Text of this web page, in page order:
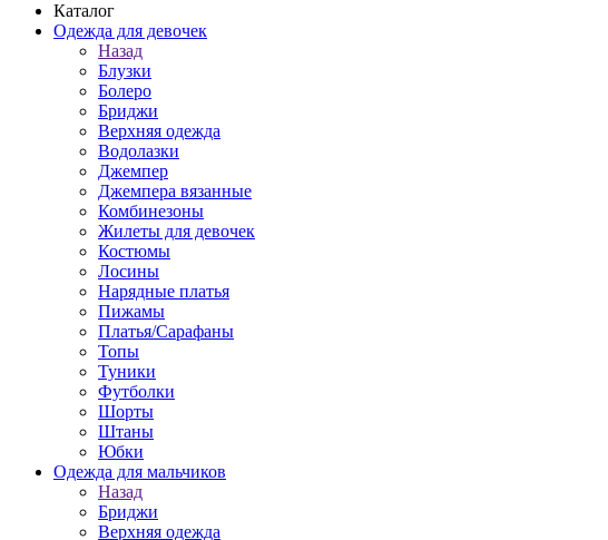
Каталог
Одежда для девочек
Назад
Блузки
Болеро
Бриджи
Верхняя одежда
Водолазки
Джемпер
Джемпера вязанные
Комбинезоны
Жилеты для девочек
Костюмы
Лосины
Нарядные платья
Пижамы
Платья/Сарафаны
Топы
Туники
Футболки
Шорты
Штаны
Юбки
Одежда для мальчиков
Назад
Бриджи
Верхняя одежда